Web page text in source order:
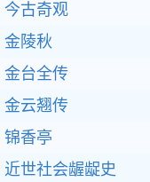
今古奇观
金陵秋
金台全传
金云翘传
锦香亭
近世社会龌龊史